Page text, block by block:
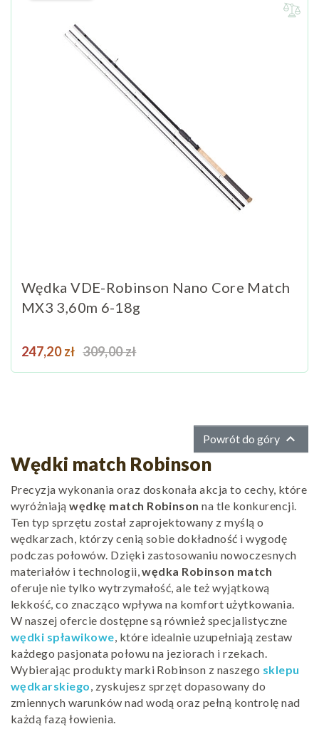
Wędka VDE-Robinson Nano Core Match
MX3 3,60m 6-18g
Cena
247,20 zł Cena podstawowa
309,00 zł
Powrót do góry 
Wędki match Robinson
Precyzja wykonania oraz doskonała akcja to cechy, które
wyróżniająwędkę match Robinson na tle konkurencji.
Ten typ sprzętu został zaprojektowany z myślą o
wędkarzach, którzy cenią sobie dokładność i wygodę
podczas połowów. Dzięki zastosowaniu nowoczesnych
materiałów i technologii,wędka Robinson match
oferuje nie tylko wytrzymałość, ale też wyjątkową
lekkość, co znacząco wpływa na komfort użytkowania.
W naszej ofercie dostępne są również specjalistyczne
wędki spławikowe , które idealnie uzupełniają zestaw
każdego pasjonata połowu na jeziorach i rzekach.
Wybierając produkty marki Robinson z naszego sklepu
wędkarskiego , zyskujesz sprzęt dopasowany do
zmiennych warunków nad wodą oraz pełną kontrolę nad
każdą fazą łowienia.